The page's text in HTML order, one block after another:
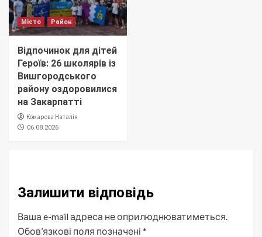
Місто Район
Відпочинок для дітей
Героїв: 26 школярів із
Вишгородського
району оздоровилися
на Закарпатті
Комарова Наталія
06.08.2026
Залишити відповідь
Ваша e-mail адреса не оприлюднюватиметься.
Обов’язкові поля позначені *